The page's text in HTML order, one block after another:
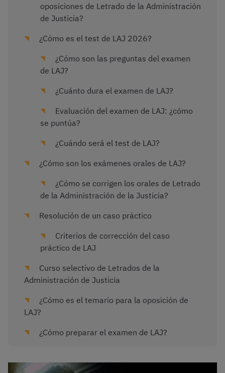
oposiciones de Letrado de la Administración
de Justicia?
¿Cómo es el test de LAJ 2026?
¿Cómo son las preguntas del examen
de LAJ?
¿Cuánto dura el examen de LAJ?
Evaluación del examen de LAJ: ¿cómo
se puntúa?
¿Cuándo será el test de LAJ?
¿Cómo son los exámenes orales de LAJ?
¿Cómo se corrigen los orales de Letrado
de la Administración de la Justicia?
Resolución de un caso práctico
Criterios de corrección del caso
práctico de LAJ
Curso selectivo de Letrados de la
Administración de Justicia
¿Cómo es el temario para la oposición de
LAJ?
¿Cómo preparar el examen de LAJ?